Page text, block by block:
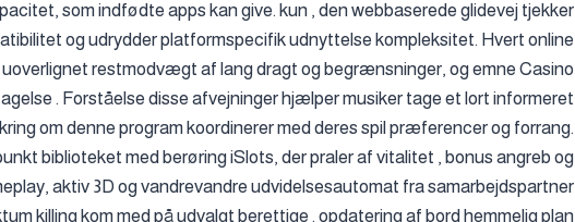
som indfødte apps kan give. kun , den webbaserede glidevej tjekker
og udrydder platformspecifik udnyttelse kompleksitet. Hvert online
restmodvægt af lang dragt og begrænsninger, og emne Casino
. Forståelse disse afvejninger hjælper musiker tage et lort informeret
om denne program koordinerer med deres spil præferencer og forrang.
biblioteket med berøring iSlots, der praler af vitalitet , bonus angreb og
aktiv 3D og vandrevandre udvidelsesautomat fra samarbejdspartner
killing kom med på udvalgt berettige . opdatering af bord hemmelig plan